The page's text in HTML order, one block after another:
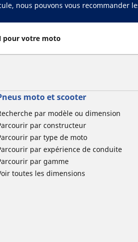
nous pouvons vous recommander
pour votre moto
moto et scooter
par modèle ou dimension
par constructeur
par type de moto
par expérience de conduite
par gamme
toutes les dimensions